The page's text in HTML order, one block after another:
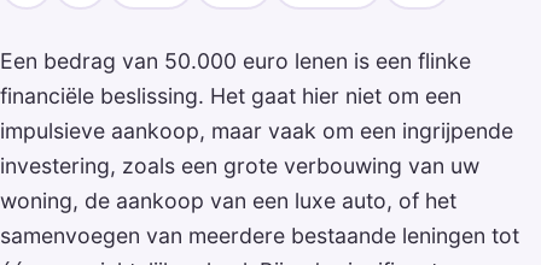
Een bedrag van 50.000 euro lenen is een flinke
financiële beslissing. Het gaat hier niet om een
impulsieve aankoop, maar vaak om een ingrijpende
investering, zoals een grote verbouwing van uw
woning, de aankoop van een luxe auto, of het
samenvoegen van meerdere bestaande leningen tot